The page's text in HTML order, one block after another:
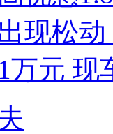
现松
万元 现